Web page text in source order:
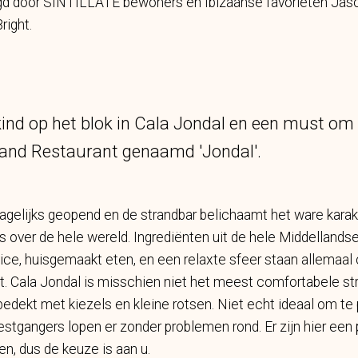
op het blok in Cala Jondal en een must
Restaurant genaamd 'Jondal'.
geopend en de strandbar belichaamt het ware
over de hele wereld. Ingrediënten uit de hele
huisgemaakt eten, en een relaxte sfeer staan allemaal
Cala Jondal is misschien niet het meest comfortabele
met kiezels en kleine rotsen. Niet echt ideaal om te
lopen er zonder problemen rond. Er zijn hier een
dus de keuze is aan u.